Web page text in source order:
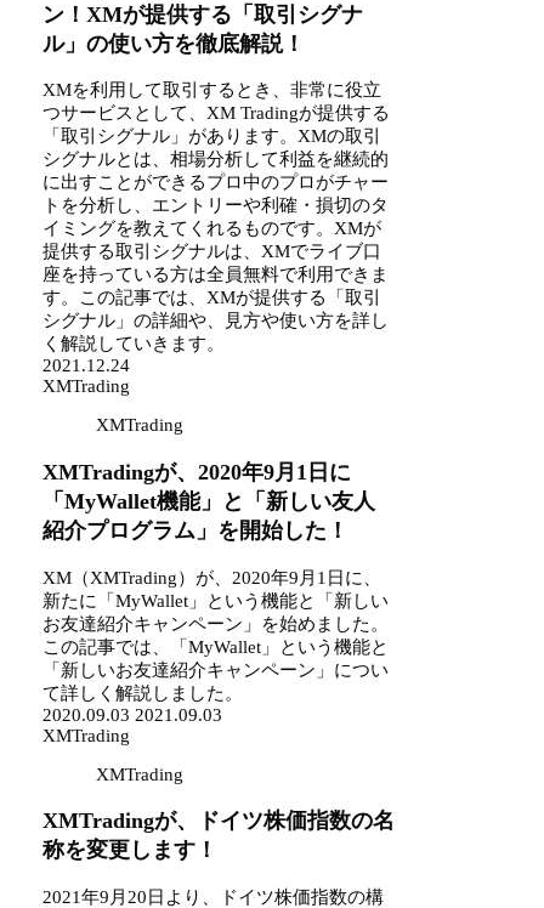
ン！XMが提供する「取引シグナ
ル」の使い方を徹底解説！
XMを利用して取引するとき、非常に役立
つサービスとして、XM Tradingが提供する
「取引シグナル」があります。XMの取引
シグナルとは、相場分析して利益を継続的
に出すことができるプロ中のプロがチャー
トを分析し、エントリーや利確・損切のタ
イミングを教えてくれるものです。XMが
提供する取引シグナルは、XMでライブ口
座を持っている方は全員無料で利用できま
す。この記事では、XMが提供する「取引
シグナル」の詳細や、見方や使い方を詳し
く解説していきます。
2021.12.24
XMTrading
XMTrading
XMTradingが、2020年9月1日に
「MyWallet機能」と「新しい友人
紹介プログラム」を開始した！
XM（XMTrading）が、2020年9月1日に、
新たに「MyWallet」という機能と「新しい
お友達紹介キャンペーン」を始めました。
この記事では、「MyWallet」という機能と
「新しいお友達紹介キャンペーン」につい
て詳しく解説しました。
2020.09.03 2021.09.03
XMTrading
XMTrading
XMTradingが、ドイツ株価指数の名
称を変更します！
2021年9月20日より、ドイツ株価指数の構